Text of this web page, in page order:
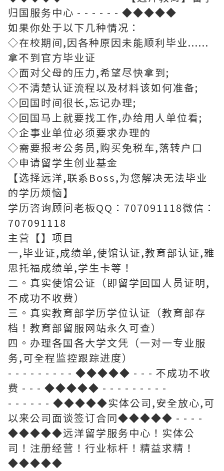
归国服务中心 - - - - - - ◆◆◆◆◆
如果你处于以下几种情况：
◇在校期间,因各种原因未能顺利毕业......
拿不到官方毕业证
◇面对父母的压力,希望尽快拿到;
◇不清楚认证流程以及材料该如何准备;
◇回国时间很长,忘记办理;
◇回国马上就要找工作,办给用人单位看;
◇企事业单位必须要求办理的
◇需要报考公务员,购买免税车,落转户口
◇申请留学生创业基金
【选择远洋,联系Boss,为您解决无法毕业
的学历烦恼】
学历咨询顾问老板QQ：707091118微信：
707091118
主营【】项目
一,毕业证,成绩单,使馆认证,教育部认证,雅
思托福成绩单,学生卡等！
二。真实使馆公证（即留学回国人员证明,
不成功不收费）
三。真实教育部学历学位认证（教育部存
档！教育部留服网站永久可查）
四。办理各国各大学文凭（一对一专业服
务,可全程监控跟踪进度）
- - - - - - - - - ◆◆◆◆◆ - - - 不成功不收
费 - - - ◆◆◆◆◆ - - - - - - - - -
- - - - - - ◆◆◆◆◆实体公司,安全放心,可
以来公司面谈签订合同◆◆◆◆◆ - - - -
◆◆◆◆◆远洋留学服务中心！实体公
司！注册经营！行业标杆！精益求精！
◆◆◆◆◆